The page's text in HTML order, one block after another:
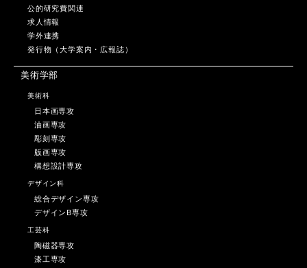
公的研究費関連
求人情報
学外連携
発行物（大学案内・広報誌）
美術学部
美術科
日本画専攻
油画専攻
彫刻専攻
版画専攻
構想設計専攻
デザイン科
総合デザイン専攻
デザインB専攻
工芸科
陶磁器専攻
漆工専攻